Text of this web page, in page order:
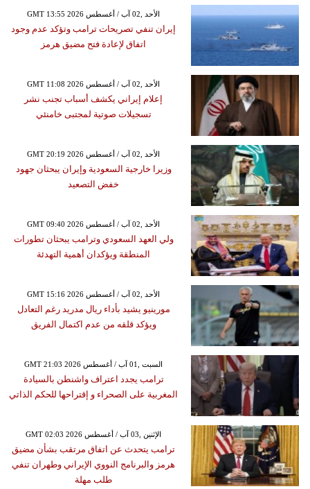
GMT 13:55 2026 الأحد ,02 آب / أغسطس
إيران تنفي تصريحات ترامب وتؤكد عدم وجود
اتفاق لإعادة فتح مضيق هرمز
GMT 11:08 2026 الأحد ,02 آب / أغسطس
إعلام إيراني يكشف أسباب تجنب نشر
تسجيلات صوتية لمجتبى خامنئي
GMT 20:19 2026 الأحد ,02 آب / أغسطس
وزيرا خارجية السعودية وإيران يبحثان جهود
خفض التصعيد
GMT 09:40 2026 الأحد ,02 آب / أغسطس
ولي العهد السعودي وترامب يبحثان تطورات
المنطقة ويؤكدان أهمية التهدئة
GMT 15:16 2026 الأحد ,02 آب / أغسطس
مورينيو يشيد بأداء ريال مدريد رغم التعادل
ويؤكد قلقه من عدم اكتمال الفريق
GMT 21:03 2026 السبت ,01 آب / أغسطس
ترامب يجدد اعتراف واشنطن بالسيادة
المغربية على الصحراء و إقتراحها للحكم الذاتي
GMT 02:03 2026 الإثنين ,03 آب / أغسطس
ترامب يتحدث عن اتفاق مرتقب بشأن مضيق
هرمز والبرنامج النووي الإيراني وطهران تنفي
طلب مهلة